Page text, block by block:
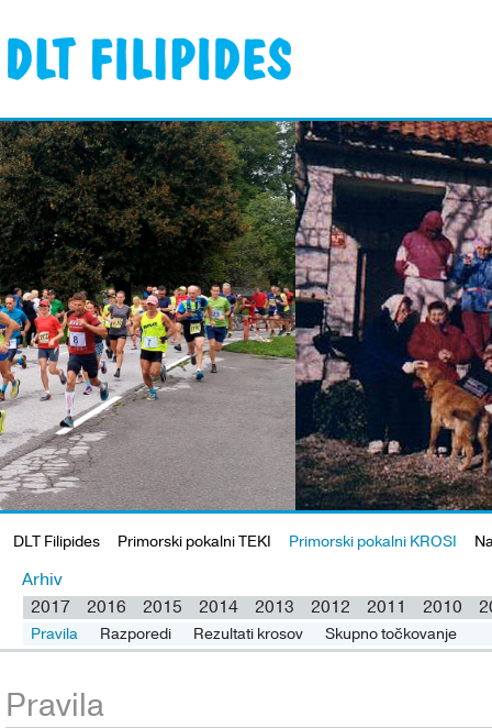
DLT Filipides Primorski pokalni TEKI Primorski pokalni KROSI
Arhiv
2017 2016 2015 2014 2013 2012 2011 2010
Pravila Razporedi Rezultati krosov Skupno točkovanje
Pravila